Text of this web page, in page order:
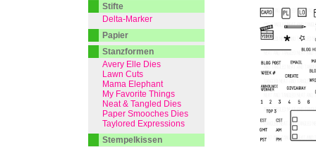
Stifte
Delta-Marker
Papier
Stanzformen
Avery Elle Dies
Lawn Cuts
Mama Elephant
My Favorite Things
Neat & Tangled Dies
Paper Smooches Dies
Taylored Expressions
Stempelkissen